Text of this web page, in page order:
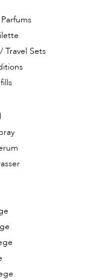
Travel Sets